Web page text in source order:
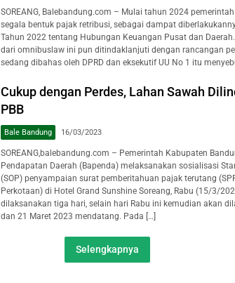
SOREANG, Balebandung.com – Mulai tahun 2024
segala bentuk pajak retribusi, sebagai dampat
Tahun 2022 tentang Hubungan Keuangan Pusat dan
dari omnibuslaw ini pun ditindaklanjuti dengan rancangan
sedang dibahas oleh DPRD dan eksekutif UU No 1 itu
Cukup dengan Perdes, Lahan Sawah
PBB
Bale Bandung 16/03/2023
SOREANG,balebandung.com – Pemerintah Kabupaten
Pendapatan Daerah (Bapenda) melaksanakan sosialisasi
(SOP) penyampaian surat pemberitahuan pajak terutang
Perkotaan) di Hotel Grand Sunshine Soreang, Rabu (15/3/
dilaksanakan tiga hari, selain hari Rabu ini kemudian akan
dan 21 Maret 2023 mendatang. Pada […]
Selengkapnya